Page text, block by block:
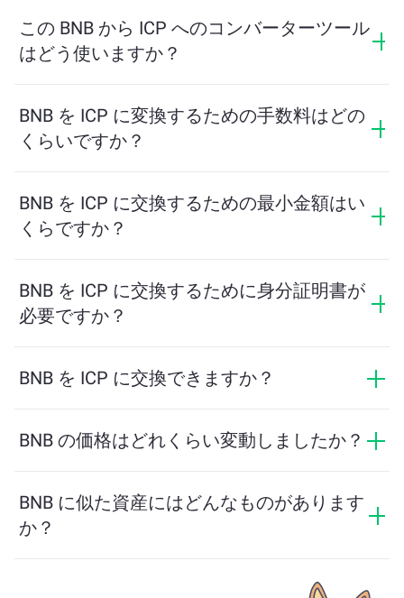
示します。このレートは市場状況、需要と供給、流動
性に応じて変動します。
この BNB から ICP へのコンバーターツール
はどう使いますか？
取る予定の ICP の量を計算します。その後、取引を完
了するための手順に従ってください。
BNB を ICP に変換するための手数料はどの
くらいですか？
って異なります。ChangeNOWは隠れた手数料なしで競
争力のあるレートを提供しており、最終金額は取引を
確認する前に表示されます。
BNB を ICP に交換するための最小金額はい
くらですか？
ります。プラットフォームはスムーズな取引を保証す
るために必要な最小額を自動的に計算します。ただ
し、ほとんどの場合、最小金額は2ドル相当です。
BNB を ICP に交換するために身分証明書が
必要ですか？
速で匿名です。ただし、ChangeNOW Proにログインし
BNB を ICP に交換できますか？
にも交換できます。さらに、ChangeNOWはマルチチェ
BNB の価格はどれくらい変動しましたか？
BNB に似た資産にはどんなものがあります
か？
— ステーブルコイン、ユーティリティトークン、ガバ